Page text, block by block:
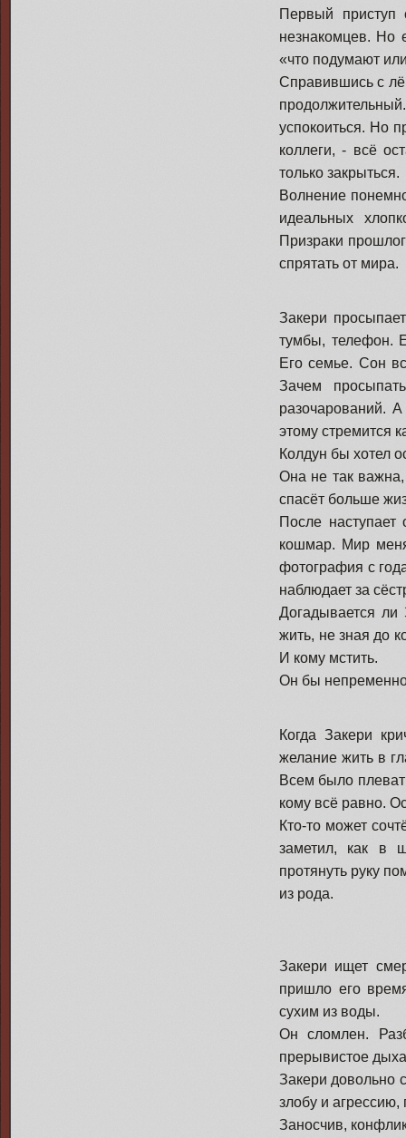
Первый приступ
незнакомцев. Но
«что подумают
Справившись с
успокоиться. Но
коллеги, - всё
только закрыться.
Волнение
идеальных
Призраки
спрятать от мира.
Закери
тумбы, телефон.
Его семье. Сон
Зачем
разочарований.
этому стремится
Колдун бы хотел
Она не так
спасёт больше
После
кошмар. Мир
фотография с
наблюдает за
Догадывается ли
жить, не зная до
И кому мстить.
Он бы непременно
Когда Закери
желание жить в
Всем было
кому всё равно.
Кто-то может
заметил, как в
протянуть руку
из рода.
Закери ищет
пришло его
сухим из воды.
Он сломлен.
прерывистое
Закери довольно
злобу и
Заносчив,